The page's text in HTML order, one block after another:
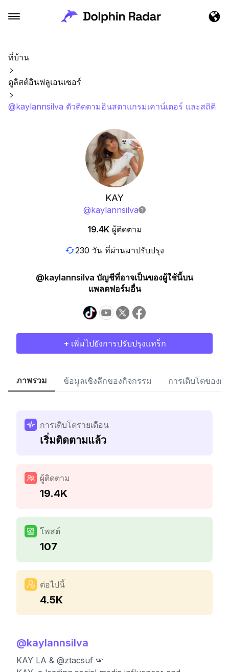
ที่บ้าน
ดูลิสต์อินฟลูเอนเซอร์
@kaylannsilva ตัวติดตามอินสตาแกรมเคาน์เตอร์ และสถิติ
KAY
@kaylannsilva
19.4K ผู้ติดตาม
230 วัน ที่ผ่านมาปรับปรุง
@kaylannsilva บัญชีที่อาจเป็นของผู้ใช้นี้บน
แพลตฟอร์มอื่น
+ เพิ่มไปยังการปรับปรุงแทร็ก
ภาพรวม ข้อมูลเชิงลึกของกิจกรรม การเติบโตของผู้
การเติบโตรายเดือน
เริ่มติดตามแล้ว
ผู้ติดตาม
19.4K
โพสต์
107
ต่อไปนี้
4.5K
@kaylannsilva
KAY LA & @ztacsuf 🪽